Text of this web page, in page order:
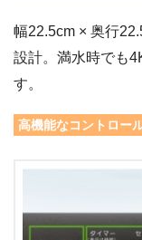
幅22.5cm × 奥行
設計。満水時でも
す。
高機能なコントロー